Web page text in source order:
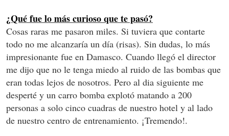
¿Qué fue lo más curioso que te pasó?
Cosas raras me pasaron miles. Si tuviera que contarte
todo no me alcanzaría un día (risas). Sin dudas, lo más
impresionante fue en Damasco. Cuando llegó el director
me dijo que no le tenga miedo al ruido de las bombas que
eran todas lejos de nosotros. Pero al dia siguiente me
desperté y un carro bomba explotó matando a 200
personas a solo cinco cuadras de nuestro hotel y al lado
de nuestro centro de entrenamiento. ¡Tremendo!.